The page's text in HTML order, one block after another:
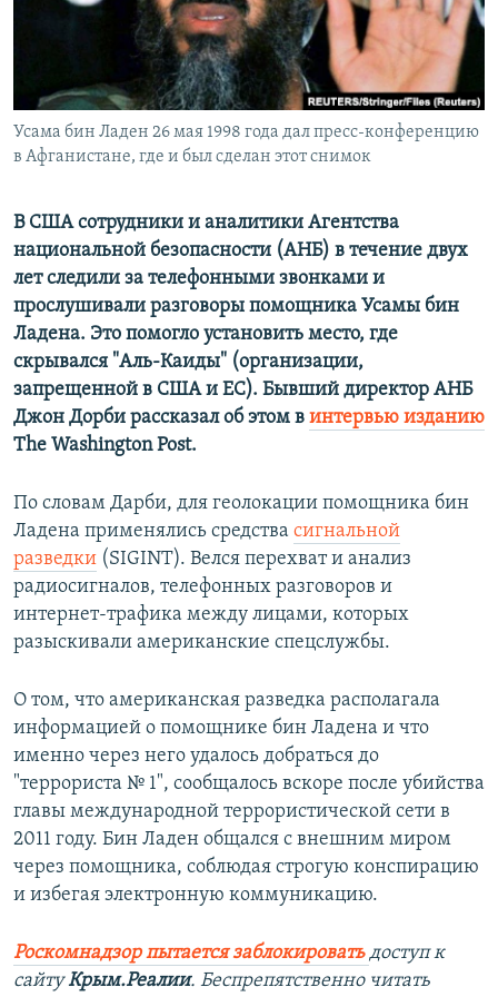
ПОБЕДИТЕЛЕЙ НЕ СУДЯТ?
КРЫМ.НЕПОКОРЕННЫЙ
ELIFBE
УКРАИНСКАЯ ПРОБЛЕМА КРЫМА
ПРИСОЕДИНЯЙТЕСЬ!
Все сайты RFE/RL
Усама бин Ладен 26 мая 1998 года дал пресс-конференцию
в Афганистане, где и был сделан этот снимок
В США сотрудники и аналитики Агентства
национальной безопасности (АНБ) в течение двух
лет следили за телефонными звонками и
прослушивали разговоры помощника Усамы бин
Ладена. Это помогло установить место, где
скрывался "Аль-Каиды" (организации,
запрещенной в США и ЕС). Бывший директор АНБ
Джон Дорби рассказал об этом в интервью изданию
The Washington Post.
По словам Дарби, для геолокации помощника бин
Ладена применялись средства сигнальной
разведки (SIGINT). Велся перехват и анализ
радиосигналов, телефонных разговоров и
интернет-трафика между лицами, которых
разыскивали американские спецслужбы.
О том, что американская разведка располагала
информацией о помощнике бин Ладена и что
именно через него удалось добраться до
"террориста № 1", сообщалось вскоре после убийства
главы международной террористической сети в
2011 году. Бин Ладен общался с внешним миром
через помощника, соблюдая строгую конспирацию
и избегая электронную коммуникацию.
Роскомнадзор пытается заблокировать доступ к
сайтуКрым.Реалии. Беспрепятственно читать